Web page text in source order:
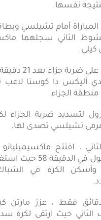
نفسها.
أمام تشيلسي
الثاني سجلهما
كيلي.
وحصل ليفربول على
أليكس دا كوستا
منطقة الجزاء.
لتسديد ضربة
تشيلسي تصدى لها.
، افتتح ماكسيميليانو
التسجيل لليفربول في
وأسكن الكرة في
فقط ، عزز مارتن
الثاني حيث ارتقى لكرة